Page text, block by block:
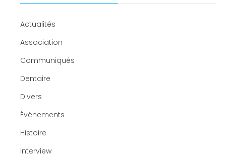
Actualités
Association
Communiqués
Dentaire
Divers
Événements
Histoire
Interview